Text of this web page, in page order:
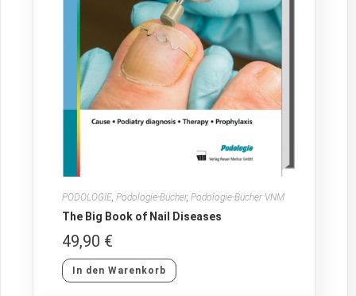
PODOLOGIE ,Podologie-Bücher,Podologie-Bücher VNM
The Big Book of Nail Diseases
49,90 €
In den Warenkorb